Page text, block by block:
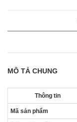
MÔ TẢ CHUNG
Thông tin
Mã sản phẩm